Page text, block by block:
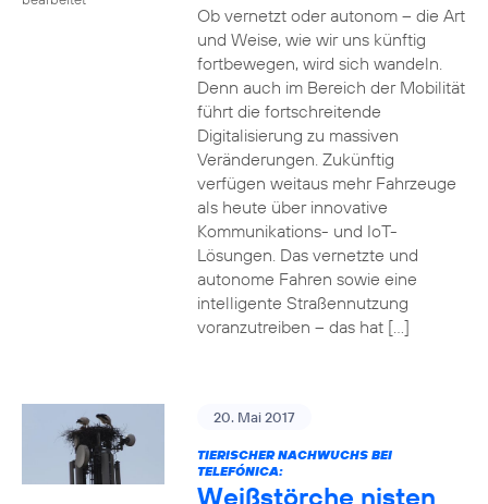
Ob vernetzt oder autonom – die Art
und Weise, wie wir uns künftig
fortbewegen, wird sich wandeln.
Denn auch im Bereich der Mobilität
führt die fortschreitende
Digitalisierung zu massiven
Veränderungen. Zukünftig
verfügen weitaus mehr Fahrzeuge
als heute über innovative
Kommunikations- und IoT-
Lösungen. Das vernetzte und
autonome Fahren sowie eine
intelligente Straßennutzung
voranzutreiben – das hat […]
20. Mai 2017
TIERISCHER NACHWUCHS BEI
TELEFÓNICA:
Weißstörche nisten